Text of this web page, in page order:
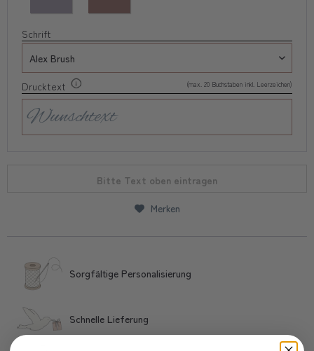
Schrift
Drucktext (max. 20 Buchstaben inkl. Leerzeichen)
Bitte Text oben eintragen
Merken
Sorgfältige Personalisierung
Schnelle Lieferung